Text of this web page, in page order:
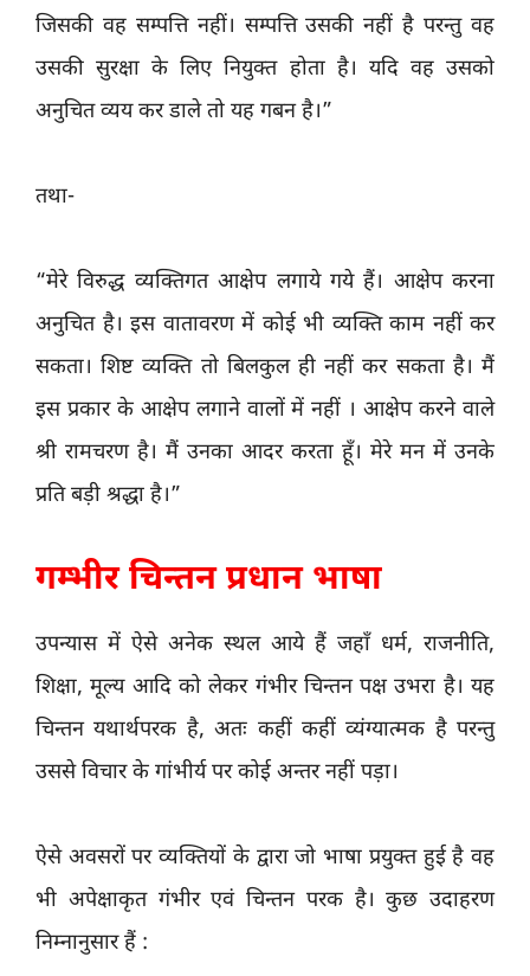
जिसकी वह सम्पत्ति नहीं। सम्पत्ति उसकी नहीं है परन्तु वह
उसकी सुरक्षा के लिए नियुक्त होता है। यदि वह उसको
अनुचित व्यय कर डाले तो यह गबन है।”
तथा-
“मेरे विरुद्ध व्यक्तिगत आक्षेप लगाये गये हैं। आक्षेप करना
अनुचित है। इस वातावरण में कोई भी व्यक्ति काम नहीं कर
सकता। शिष्ट व्यक्ति तो बिलकुल ही नहीं कर सकता है। मैं
इस प्रकार के आक्षेप लगाने वालों में नहीं । आक्षेप करने वाले
श्री रामचरण है। मैं उनका आदर करता हूँ। मेरे मन में उनके
प्रति बड़ी श्रद्धा है।”
गम्भीर चिन्तन प्रधान भाषा
उपन्यास में ऐसे अनेक स्थल आये हैं जहाँ धर्म, राजनीति,
शिक्षा, मूल्य आदि को लेकर गंभीर चिन्तन पक्ष उभरा है। यह
चिन्तन यथार्थपरक है, अतः कहीं कहीं व्यंग्यात्मक है परन्तु
उससे विचार के गांभीर्य पर कोई अन्तर नहीं पड़ा।
ऐसे अवसरों पर व्यक्तियों के द्वारा जो भाषा प्रयुक्त हुई है वह
भी अपेक्षाकृत गंभीर एवं चिन्तन परक है। कुछ उदाहरण
निम्नानुसार हैं :